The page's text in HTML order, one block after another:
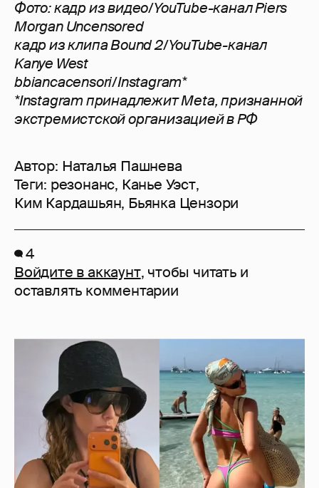
Фото: кадр из видео/YouTube-канал Piers
Morgan Uncensored
кадр из клипа Bound 2/YouTube-канал
Kanye West
bbiancacensori/Instagram*
*Instagram принадлежит Meta, признанной
экстремистской организацией в РФ
Автор: Наталья Пашнева
Теги: резонанс, Канье Уэст,
Ким Кардашьян, Бьянка Цензори
4
Войдите в аккаунт, чтобы читать и
оставлять комментарии